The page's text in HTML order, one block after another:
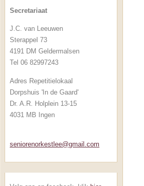
Secretariaat
J.C. van Leeuwen
Sterappel 73
4191 DM Geldermalsen
Tel 06 82997243
Adres Repetitielokaal
Dorpshuis 'In de Gaard'
Dr. A.R. Holplein 13-15
4031 MB Ingen
seniorenorkestlee@gmail. com